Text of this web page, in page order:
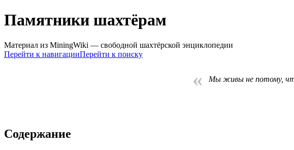
Памятники шахтёрам
Материал из MiningWiki — свободной шахтёрской энциклопедии
Перейти к навигацииПерейти к поиску
« Мы живы не потому,
Содержание